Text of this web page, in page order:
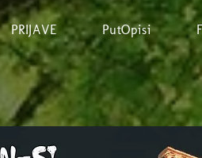
PRIJAVE PutOpisi